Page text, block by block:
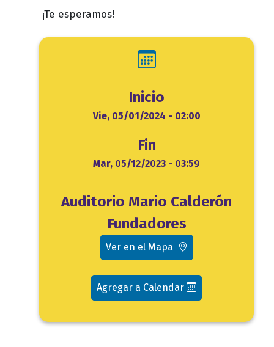
¡Te esperamos!
Inicio
Vie, 05/01/2024 - 02:00
Fin
Mar, 05/12/2023 - 03:59
Ubicación
Auditorio Mario Calderón
Fundadores
Ver en el Mapa
Agregar a Calendar